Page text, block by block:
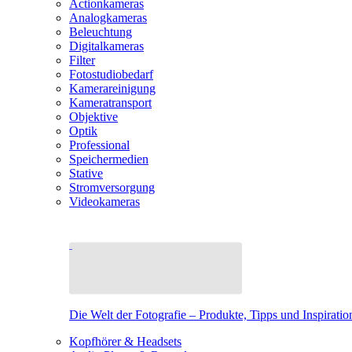
Actionkameras
Analogkameras
Beleuchtung
Digitalkameras
Filter
Fotostudiobedarf
Kamerareinigung
Kameratransport
Objektive
Optik
Professional
Speichermedien
Stative
Stromversorgung
Videokameras
Die Welt der Fotografie – Produkte, Tipps und
Kopfhörer & Headsets